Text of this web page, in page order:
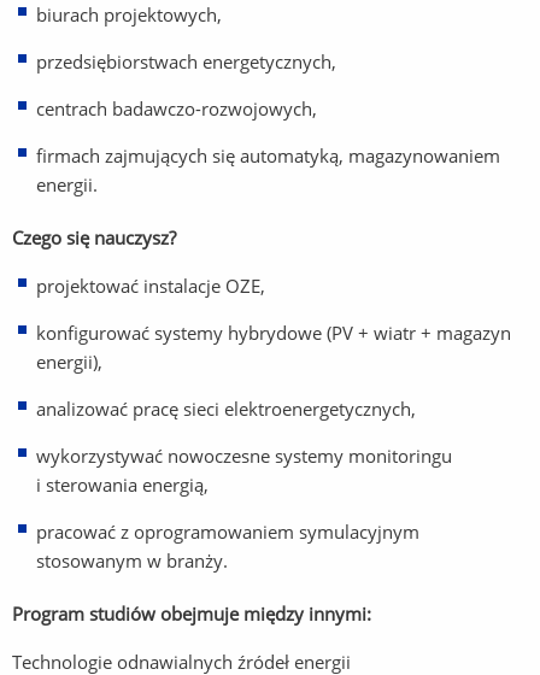
biurach projektowych,
przedsiębiorstwach energetycznych,
centrach badawczo-rozwojowych,
firmach zajmujących się automatyką, magazynowaniem
energii.
Czego się nauczysz?
projektować instalacje OZE,
konfigurować systemy hybrydowe (PV + wiatr + magazyn
energii),
analizować pracę sieci elektroenergetycznych,
wykorzystywać nowoczesne systemy monitoringu
i sterowania energią,
pracować z oprogramowaniem symulacyjnym
stosowanym w branży.
Program studiów obejmuje między innymi:
Technologie odnawialnych źródeł energii